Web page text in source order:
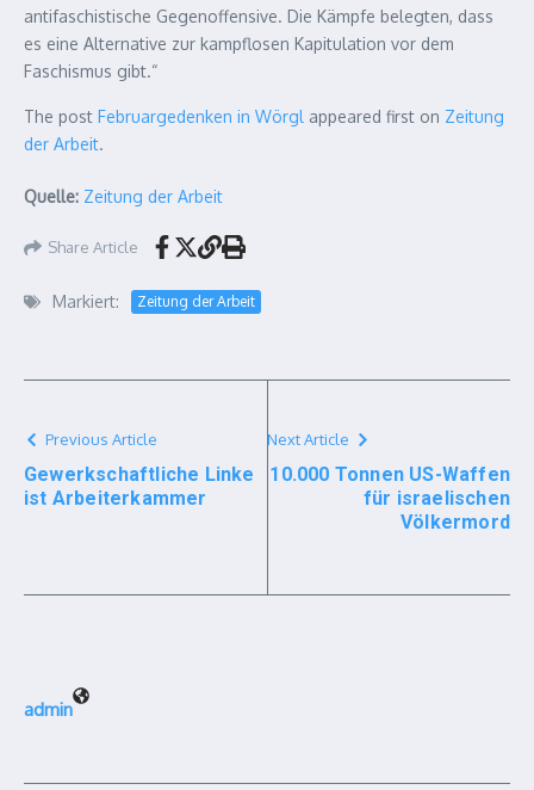
antifaschistische Gegenoffensive. Die Kämpfe belegten, dass
es eine Alternative zur kampflosen Kapitulation vor dem
Faschismus gibt.“
The post Februargedenken in Wörgl appeared first on Zeitung
der Arbeit.
Quelle: Zeitung der Arbeit
Share Article
Markiert: Zeitung der Arbeit
Previous Article
Gewerkschaftliche Linke
ist Arbeiterkammer
Next Article
10.000 Tonnen US-Waffen
für israelischen
Völkermord
admin